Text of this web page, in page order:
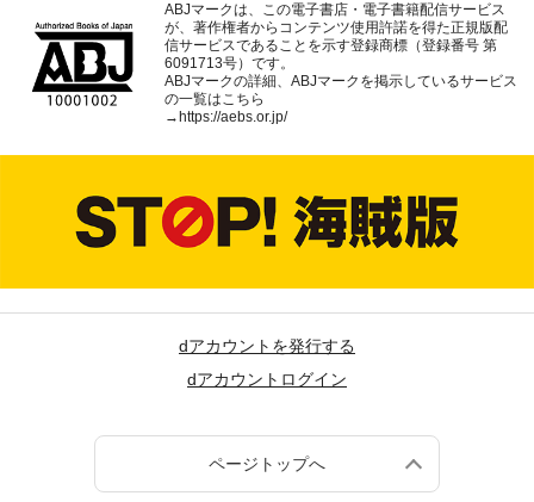
ABJマークは、この電子書店・電子書籍配信サービス
が、著作権者からコンテンツ使用許諾を得た正規版配
信サービスであることを示す登録商標（登録番号 第
6091713号）です。
ABJマークの詳細、ABJマークを掲示しているサービス
の一覧はこちら
→ https://aebs.or.jp/
dアカウントを発行する
dアカウントログイン
ページトップへ